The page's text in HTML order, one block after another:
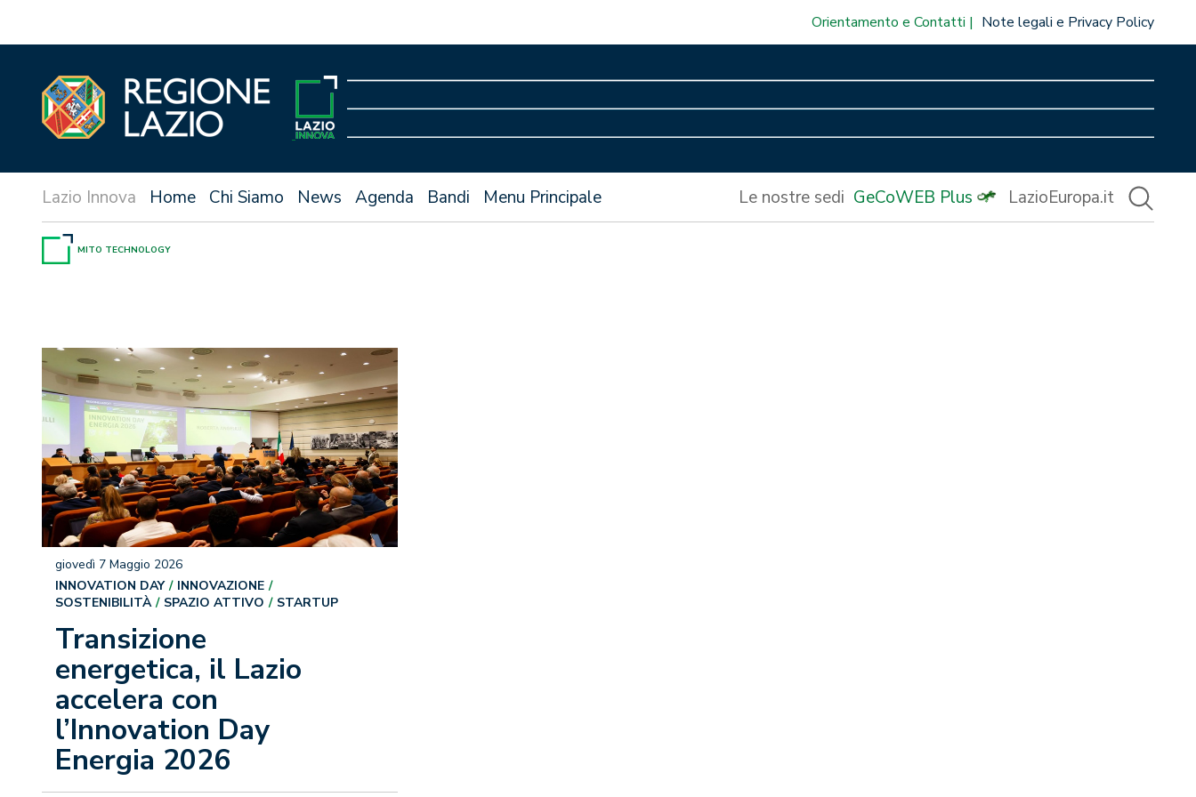
Orientamento e Contatti Note legali e Privacy Policy
Home Chi Siamo News Agenda Bandi Menu Principale Le nostre sedi GeCoWEB Plus LazioEuropa.it
MITO TECHNOLOGY
Transizione
energetica, il Lazio
accelera con
l’Innovation Day
Energia 2026
giovedì 7 Maggio 2026
INNOVATION DAY
INNOVAZIONE
SOSTENIBILITÀ
SPAZIO ATTIVO STARTUP